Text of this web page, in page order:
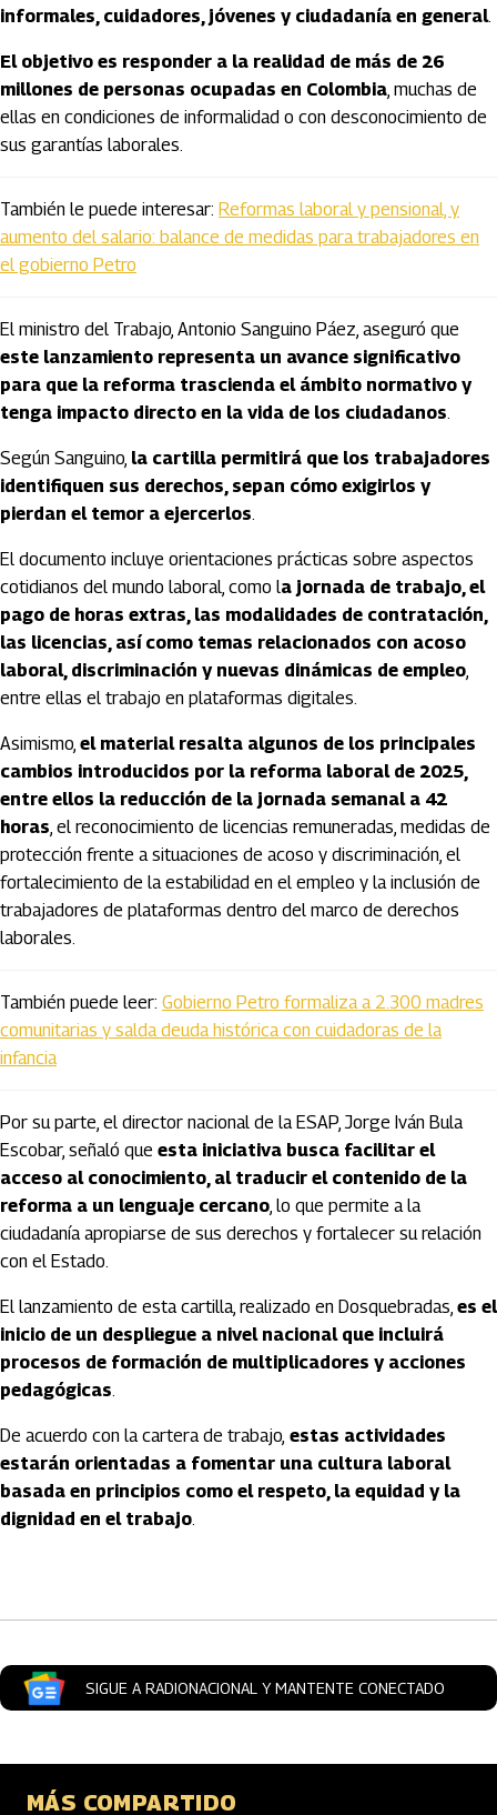
informales, cuidadores, jóvenes y ciudadanía en general.
El objetivo es responder a la realidad de más de 26
millones de personas ocupadas en Colombia, muchas de
ellas en condiciones de informalidad o con desconocimiento de
sus garantías laborales.
También le puede interesar: Reformas laboral y pensional, y
aumento del salario: balance de medidas para trabajadores en
el gobierno Petro
El ministro del Trabajo, Antonio Sanguino Páez, aseguró que
este lanzamiento representa un avance significativo
para que la reforma trascienda el ámbito normativo y
tenga impacto directo en la vida de los ciudadanos.
Según Sanguino, la cartilla permitirá que los trabajadores
identifiquen sus derechos, sepan cómo exigirlos y
pierdan el temor a ejercerlos.
El documento incluye orientaciones prácticas sobre aspectos
cotidianos del mundo laboral, como la jornada de trabajo, el
pago de horas extras, las modalidades de contratación,
las licencias, así como temas relacionados con acoso
laboral, discriminación y nuevas dinámicas de empleo,
entre ellas el trabajo en plataformas digitales.
Asimismo, el material resalta algunos de los principales
cambios introducidos por la reforma laboral de 2025,
entre ellos la reducción de la jornada semanal a 42
horas, el reconocimiento de licencias remuneradas, medidas de
protección frente a situaciones de acoso y discriminación, el
fortalecimiento de la estabilidad en el empleo y la inclusión de
trabajadores de plataformas dentro del marco de derechos
laborales.
También puede leer: Gobierno Petro formaliza a 2.300 madres
comunitarias y salda deuda histórica con cuidadoras de la
infancia
Por su parte, el director nacional de la ESAP, Jorge Iván Bula
Escobar, señaló que esta iniciativa busca facilitar el
acceso al conocimiento, al traducir el contenido de la
reforma a un lenguaje cercano, lo que permite a la
ciudadanía apropiarse de sus derechos y fortalecer su relación
con el Estado.
El lanzamiento de esta cartilla, realizado en Dosquebradas, es el
inicio de un despliegue a nivel nacional que incluirá
procesos de formación de multiplicadores y acciones
pedagógicas.
De acuerdo con la cartera de trabajo, estas actividades
estarán orientadas a fomentar una cultura laboral
basada en principios como el respeto, la equidad y la
dignidad en el trabajo.
SIGUE A RADIONACIONAL Y MANTENTE CONECTADO
MÁS COMPARTIDO